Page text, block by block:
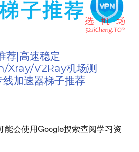
荐|高速稳定
Xray/V2Ray机场测
加速器梯子推荐
能会使用Google搜索查阅学习资